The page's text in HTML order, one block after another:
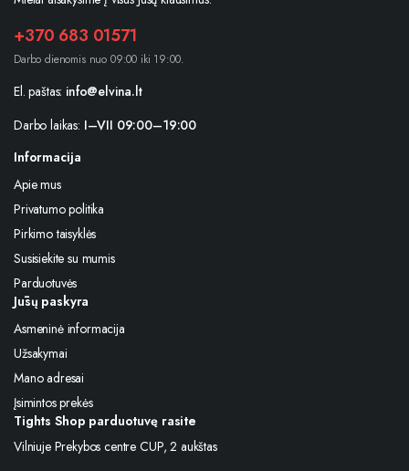
+370 683 01571
Darbo dienomis nuo 09:00 iki 19:00.
El. paštas: info@elvina.lt
Darbo laikas: I–VII 09:00–19:00
Informacija
Apie mus
Privatumo politika
Pirkimo taisyklės
Susisiekite su mumis
Parduotuvės
Jūsų paskyra
Asmeninė informacija
Užsakymai
Mano adresai
Įsimintos prekės
Tights Shop parduotuvę rasite
Vilniuje Prekybos centre CUP, 2 aukštas